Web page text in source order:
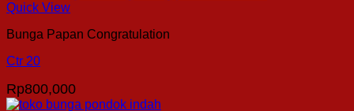
Quick View
Bunga Papan Congratulation
Ctr 20
Rp800,000